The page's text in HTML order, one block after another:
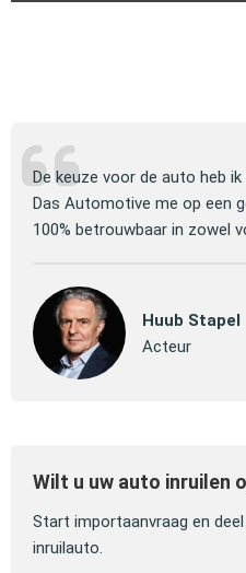
De keuze voor de auto heb
Das Automotive me op een
100% betrouwbaar in zowel
Huub Stapel
Acteur
Wilt u uw auto inruilen
Start importaanvraag en
inruilauto.